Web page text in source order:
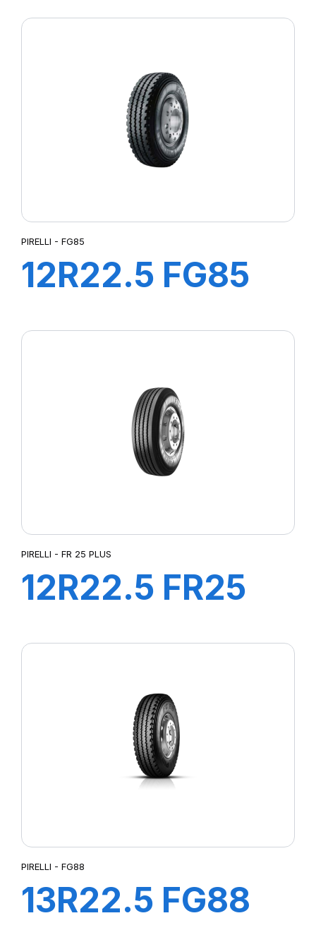
CAOUTCHOUC
PIRELLI - FG85
12R22.5 FG85
PIRELLI - FR 25 PLUS
12R22.5 FR25
PIRELLI - FG88
13R22.5 FG88